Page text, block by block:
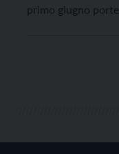
primo giugno